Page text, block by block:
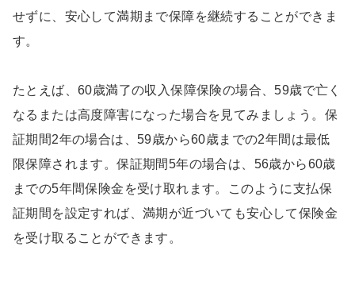
せずに、安心して満期まで保障を継続することができま
す。
たとえば、60歳満了の収入保障保険の場合、59歳で亡く
なるまたは高度障害になった場合を見てみましょう。保
証期間2年の場合は、59歳から60歳までの2年間は最低
限保障されます。保証期間5年の場合は、56歳から60歳
までの5年間保険金を受け取れます。このように支払保
証期間を設定すれば、満期が近づいても安心して保険金
を受け取ることができます。